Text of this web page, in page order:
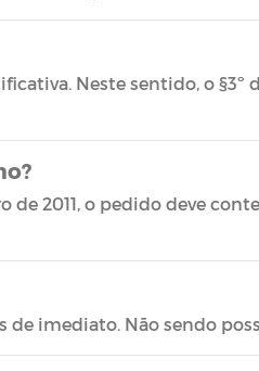
Neste sentido, o §3º
de 2011, o pedido deve
imediato. Não sendo